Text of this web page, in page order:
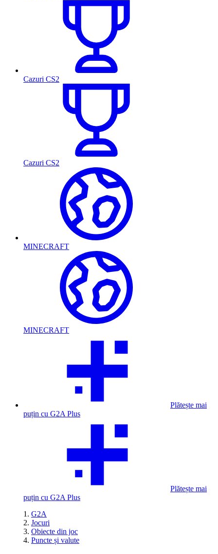
Cazuri CS2
Cazuri CS2
MINECRAFT
MINECRAFT
Plătește mai
puțin cu G2A Plus
Plătește mai
puțin cu G2A Plus
G2A
Jocuri
Obiecte din joc
Puncte și valute